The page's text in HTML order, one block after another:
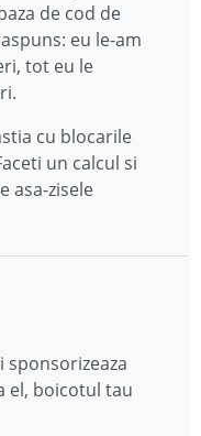
de cod de
eu le-am
tot eu le
cu blocarile
un calcul si
asa-zisele
el, boicotul tau